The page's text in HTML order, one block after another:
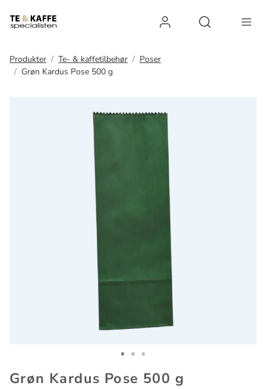
Log ind
Produkter Te- & kaffetilbehør
Poser
Grøn Kardus Pose 500 g
Grøn Kardus Pose 500 g